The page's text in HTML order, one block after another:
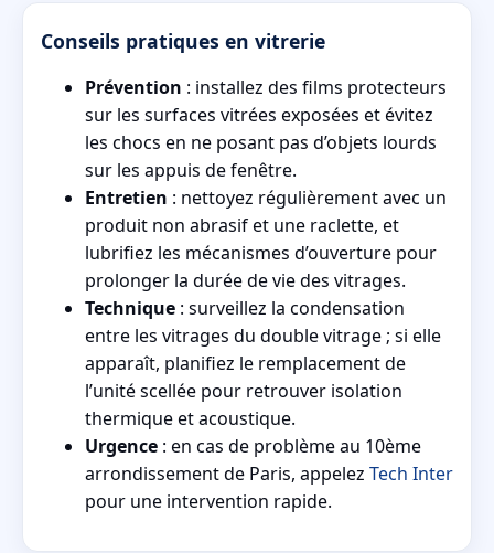
Conseils pratiques en vitrerie
Prévention : installez des films protecteurs
sur les surfaces vitrées exposées et évitez
les chocs en ne posant pas d’objets lourds
sur les appuis de fenêtre.
Entretien : nettoyez régulièrement avec un
produit non abrasif et une raclette, et
lubrifiez les mécanismes d’ouverture pour
prolonger la durée de vie des vitrages.
Technique : surveillez la condensation
entre les vitrages du double vitrage ; si elle
apparaît, planifiez le remplacement de
l’unité scellée pour retrouver isolation
thermique et acoustique.
Urgence : en cas de problème au 10ème
arrondissement de Paris, appelez Tech Inter
pour une intervention rapide.